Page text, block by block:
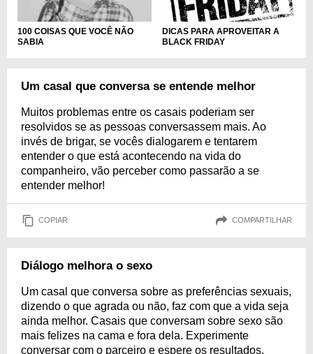
100 COISAS QUE VOCÊ NÃO
SABIA
DICAS PARA APROVEITAR A
BLACK FRIDAY
Um casal que conversa se entende melhor
Muitos problemas entre os casais poderiam ser
resolvidos se as pessoas conversassem mais. Ao
invés de brigar, se vocês dialogarem e tentarem
entender o que está acontecendo na vida do
companheiro, vão perceber como passarão a se
entender melhor!
COPIAR COMPARTILHAR
Diálogo melhora o sexo
Um casal que conversa sobre as preferências sexuais,
dizendo o que agrada ou não, faz com que a vida seja
ainda melhor. Casais que conversam sobre sexo são
mais felizes na cama e fora dela. Experimente
conversar com o parceiro e espere os resultados.